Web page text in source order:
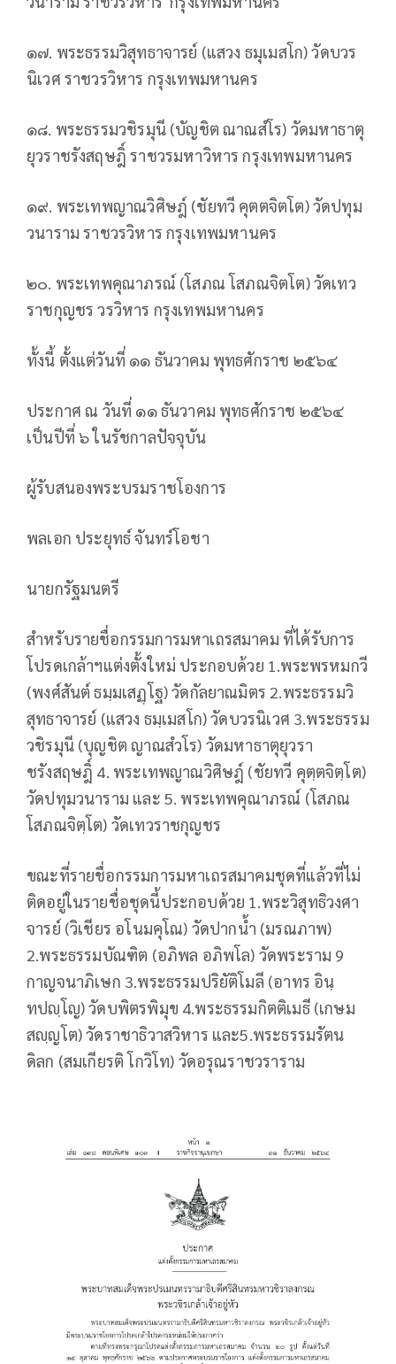
๑๗. พระธรรมวิสุทธาจารย์ (แสวง ธมุเมสโก) วัดบวร
นิเวศ ราชวรวิหาร กรุงเทพมหานคร
๑๘. พระธรรมวชิรมุนี (บัญชิต ณาณสํโร) วัดมหาธาตุ
ยุวราชรังสฤษฎิ์ ราชวรมหาวิหาร กรุงเทพมหานคร
๑๙. พระเทพญาณวิศิษฎ์ (ชัยทวี คุตตจิตโต) วัดปทุม
วนาราม ราชวรวิหาร กรุงเทพมหานคร
๒๐. พระเทพคุณาภรณ์ (โสภณ โสภณจิตโต) วัดเทว
ราชกุญชร วรวิหาร กรุงเทพมหานคร
ทั้งนี้ ตั้งแต่วันที่ ๑๑ ธันวาคม พุทธศักราช ๒๕๖๔
ประกาศ ณ วันที่ ๑๑ ธันวาคม พุทธศักราช ๒๕๖๔
เป็นปีที่ ๖ ในรัชกาลปัจจุบัน
ผู้รับสนองพระบรมราชโองการ
พลเอก ประยุทธ์ จันทร์โอชา
นายกรัฐมนตรี
สำหรับรายชื่อกรรมการมหาเถรสมาคม ที่ได้รับการ
โปรดเกล้าฯแต่งตั้งใหม่ ประกอบด้วย 1.พระพรหมกวี
(พงศ์สันต์ ธมฺมเสฏฺโฐ) วัดกัลยาณมิตร 2.พระธรรมวิ
สุทธาจารย์ (แสวง ธมฺเมสโก) วัดบวรนิเวศ 3.พระธรรม
วชิรมุนี (บุญชิต ญาณสํวโร) วัดมหาธาตุยุวรา
ชรังสฤษฎิ์ 4. พระเทพญาณวิศิษฎ์ (ชัยทวี คุตฺตจิตฺโต)
วัดปทุมวนาราม และ 5. พระเทพคุณาภรณ์ (โสภณ
โสภณจิตฺโต) วัดเทวราชกุญชร
ขณะที่รายชื่อกรรมการมหาเถรสมาคมชุดที่แล้วที่ไม่
ติดอยู่ในรายชื่อชุดนี้ประกอบด้วย 1.พระวิสุทธิวงศา
จารย์ (วิเชียร อโนมคุโณ) วัดปากน้ำ (มรณภาพ)
2.พระธรรมบัณฑิต (อภิพล อภิพโล) วัดพระราม 9
กาญจนาภิเษก 3.พระธรรมปริยัติโมลี (อาทร อินฺ
ทปญฺโญ) วัดบพิตรพิมุข 4.พระธรรมกิตติเมธี (เกษม
สญฺญโต) วัดราชาธิวาสวิหาร และ5.พระธรรมรัตน
ดิลก (สมเกียรติ โกวิโท) วัดอรุณราชวราราม